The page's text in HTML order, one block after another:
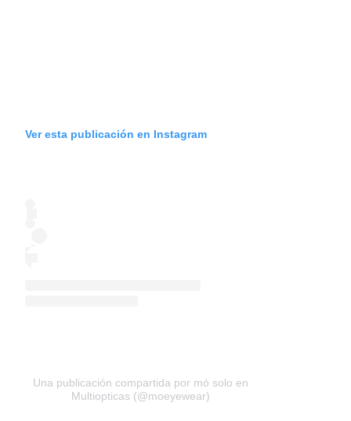
Ver esta publicación en Instagram
Una publicación compartida por mó solo en
Multiopticas (@moeyewear)